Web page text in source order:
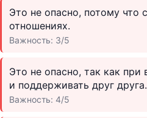
Это не опасно, потому что
отношениях.
Важность: 3/5
Это не опасно, так как
и поддерживать друг друга.
Важность: 4/5